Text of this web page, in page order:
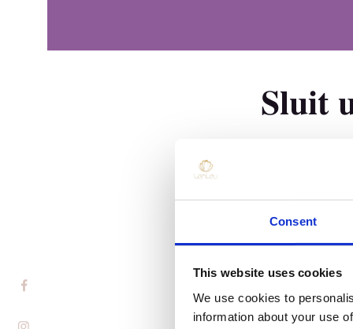
Consent
This website uses cookies
We use cookies to
information about your use
Thuis
Product
Huismerk
Nagelkleur
Sluit
Regionale agent